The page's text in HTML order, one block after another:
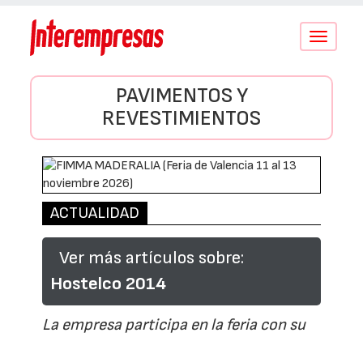
Conmutar
PAVIMENTOS Y
REVESTIMIENTOS
ACTUALIDAD
Ver más artículos sobre:
Hostelco 2014
La empresa participa en la feria con su